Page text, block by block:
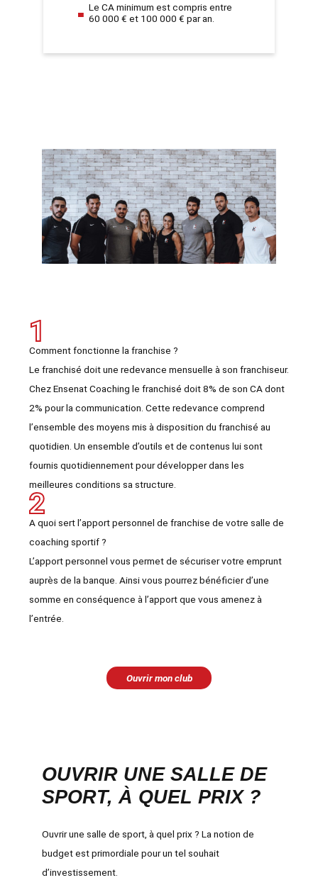
Le CA minimum est compris entre
60 000 € et 100 000 € par an.
1
Comment fonctionne la franchise ?
Le franchisé doit une redevance mensuelle à son franchiseur.
Chez Ensenat Coaching le franchisé doit 8% de son CA dont
2% pour la communication. Cette redevance comprend
l’ensemble des moyens mis à disposition du franchisé au
quotidien. Un ensemble d’outils et de contenus lui sont
fournis quotidiennement pour développer dans les
meilleures conditions sa structure.
2
A quoi sert l’apport personnel de franchise de votre salle de
coaching sportif ?
L’apport personnel vous permet de sécuriser votre emprunt
auprès de la banque. Ainsi vous pourrez bénéficier d’une
somme en conséquence à l’apport que vous amenez à
l’entrée.
Ouvrir mon club
OUVRIR UNE SALLE DE
SPORT, À QUEL PRIX ?
Ouvrir une salle de sport, à quel prix ? La notion de
budget est primordiale pour un tel souhait
d’investissement.